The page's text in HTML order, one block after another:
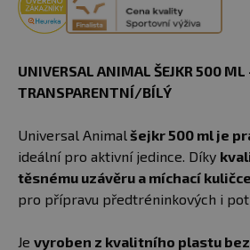
UNIVERSAL ANIMAL ŠEJKR 500 ML
TRANSPARENTNÍ/BÍLÝ
Universal Animalšejkr 500 ml je
ideální pro aktivní jedince. Díky
těsnému uzávěru a míchací kuličce
pro přípravu předtréninkových i
Je vyroben z kvalitního plastu bez